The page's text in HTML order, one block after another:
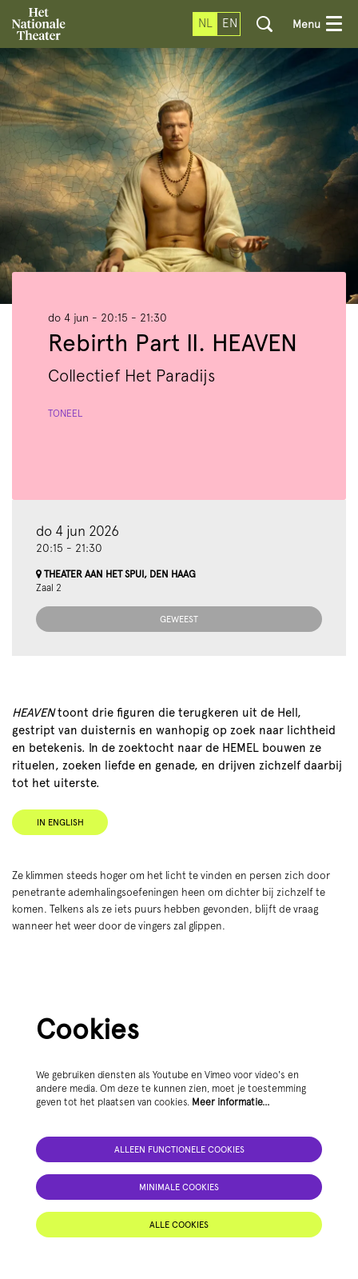
NL EN Menu
Rebirth Part II. HEAVEN
Collectief Het Paradijs
do 4 jun - 20:15 - 21:30
TONEEL
do 4 jun 2026
20:15 - 21:30
THEATER AAN HET SPUI, DEN HAAG
Zaal 2
GEWEEST
HEAVENtoont drie figuren die terugkeren uit de Hell,
gestript van duisternis en wanhopig op zoek naar lichtheid
en betekenis. In de zoektocht naar de HEMEL bouwen ze
rituelen, zoeken liefde en genade, en drijven zichzelf daarbij
tot het uiterste.
IN ENGLISH
Ze klimmen steeds hoger om het licht te vinden en persen zich door
penetrante ademhalingsoefeningen heen om dichter bij zichzelf te
komen. Telkens als ze iets puurs hebben gevonden, blijft de vraag
wanneer het weer door de vingers zal glippen.
Cookies
We gebruiken diensten als Youtube en Vimeo voor video's en
andere media. Om deze te kunnen zien, moet je toestemming
geven tot het plaatsen van cookies. Meer informatie…
ALLEEN FUNCTIONELE COOKIES
MINIMALE COOKIES
ALLE COOKIES